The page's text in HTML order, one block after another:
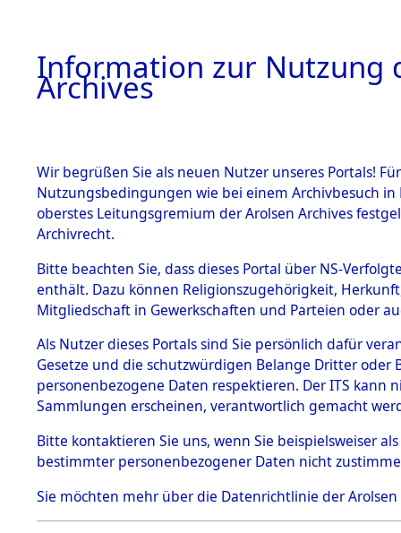
BESTÄNDE
1.
mente
5. Verschiedenes
5.3
Todesmärsche
5.3.1 Alliierte
Erhebungen
zu
Todesmärsch
en
5.3.2
Information zur Nutzung
Archives
Wir begrüßen Sie als neuen Nutzer unseres Portals!
Nutzungsbedingungen wie bei einem Archivbesuch
oberstes Leitungsgremium der Arolsen Archives
Archivrecht.
Bitte beachten Sie, dass dieses Portal über NS-
enthält. Dazu können Religionszugehörigkeit,
Mitgliedschaft in Gewerkschaften und Parteien oder
Als Nutzer dieses Portals sind Sie persönlich dafür
Gesetze und die schutzwürdigen Belange Dritter
personenbezogene Daten respektieren. Der ITS
Sammlungen erscheinen, verantwortlich gemacht
Bitte kontaktieren Sie uns, wenn Sie beispielsweiser
bestimmter personenbezogener Daten nicht
Sie möchten mehr über die Datenrichtlinie der Arolsen